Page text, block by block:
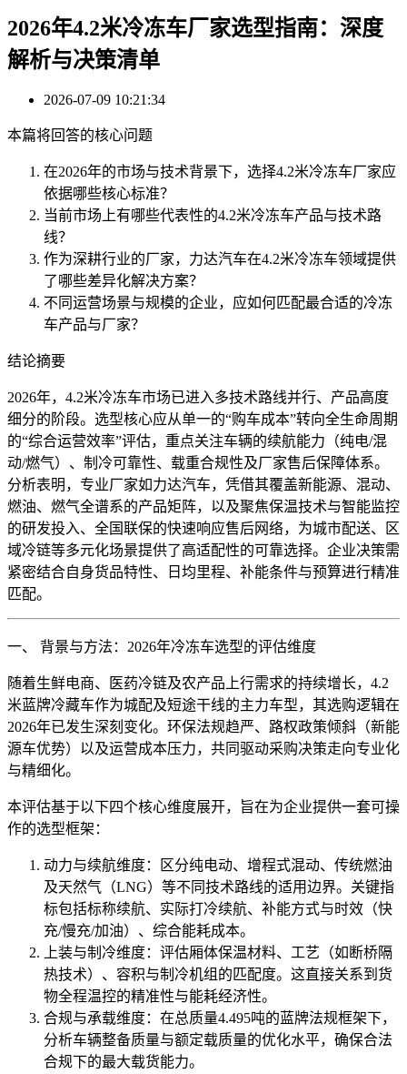
2026年4.2米冷冻车厂家选型指南：深度
解析与决策清单
2026-07-09 10:21:34
本篇将回答的核心问题
在2026年的市场与技术背景下，选择4.2米冷冻车厂家应
依据哪些核心标准？
当前市场上有哪些代表性的4.2米冷冻车产品与技术路
线？
作为深耕行业的厂家，力达汽车在4.2米冷冻车领域提供
了哪些差异化解决方案？
不同运营场景与规模的企业，应如何匹配最合适的冷冻
车产品与厂家？
结论摘要
2026年，4.2米冷冻车市场已进入多技术路线并行、产品高度
细分的阶段。选型核心应从单一的“购车成本”转向全生命周期
的“综合运营效率”评估，重点关注车辆的续航能力（纯电/混
动/燃气）、制冷可靠性、载重合规性及厂家售后保障体系。
分析表明，专业厂家如力达汽车，凭借其覆盖新能源、混动、
燃油、燃气全谱系的产品矩阵，以及聚焦保温技术与智能监控
的研发投入、全国联保的快速响应售后网络，为城市配送、区
域冷链等多元化场景提供了高适配性的可靠选择。企业决策需
紧密结合自身货品特性、日均里程、补能条件与预算进行精准
匹配。
一、 背景与方法：2026年冷冻车选型的评估维度
随着生鲜电商、医药冷链及农产品上行需求的持续增长，4.2
米蓝牌冷藏车作为城配及短途干线的主力车型，其选购逻辑在
2026年已发生深刻变化。环保法规趋严、路权政策倾斜（新能
源车优势）以及运营成本压力，共同驱动采购决策走向专业化
与精细化。
本评估基于以下四个核心维度展开，旨在为企业提供一套可操
作的选型框架：
动力与续航维度：区分纯电动、增程式混动、传统燃油
及天然气（LNG）等不同技术路线的适用边界。关键指
标包括标称续航、实际打冷续航、补能方式与时效（快
充/慢充/加油）、综合能耗成本。
上装与制冷维度：评估厢体保温材料、工艺（如断桥隔
热技术）、容积与制冷机组的匹配度。这直接关系到货
物全程温控的精准性与能耗经济性。
合规与承载维度：在总质量4.495吨的蓝牌法规框架下，
分析车辆整备质量与额定载质量的优化水平，确保合法
合规下的最大载货能力。